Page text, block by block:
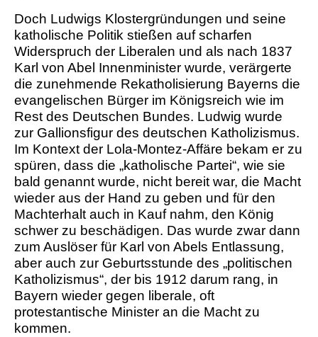
Doch Ludwigs Klostergründungen und seine
katholische Politik stießen auf scharfen
Widerspruch der Liberalen und als nach 1837
Karl von Abel Innenminister wurde, verärgerte
die zunehmende Rekatholisierung Bayerns die
evangelischen Bürger im Königsreich wie im
Rest des Deutschen Bundes. Ludwig wurde
zur Gallionsfigur des deutschen Katholizismus.
Im Kontext der Lola-Montez-Affäre bekam er zu
spüren, dass die „katholische Partei“, wie sie
bald genannt wurde, nicht bereit war, die Macht
wieder aus der Hand zu geben und für den
Machterhalt auch in Kauf nahm, den König
schwer zu beschädigen. Das wurde zwar dann
zum Auslöser für Karl von Abels Entlassung,
aber auch zur Geburtsstunde des „politischen
Katholizismus“, der bis 1912 darum rang, in
Bayern wieder gegen liberale, oft
protestantische Minister an die Macht zu
kommen.